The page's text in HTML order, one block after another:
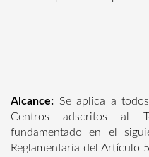
Alcance: Se aplica a
Centros adscritos al
fundamentado en el
Reglamentaria del Artículo